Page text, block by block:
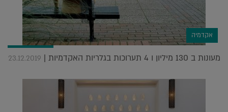
אקדמיה
מעונות ב 130 מיליון ו 4 תערוכות בגלריות האקדמיות | 23.12.2019